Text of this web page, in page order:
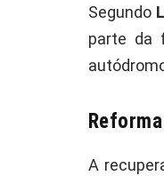
Segundo
parte da
A